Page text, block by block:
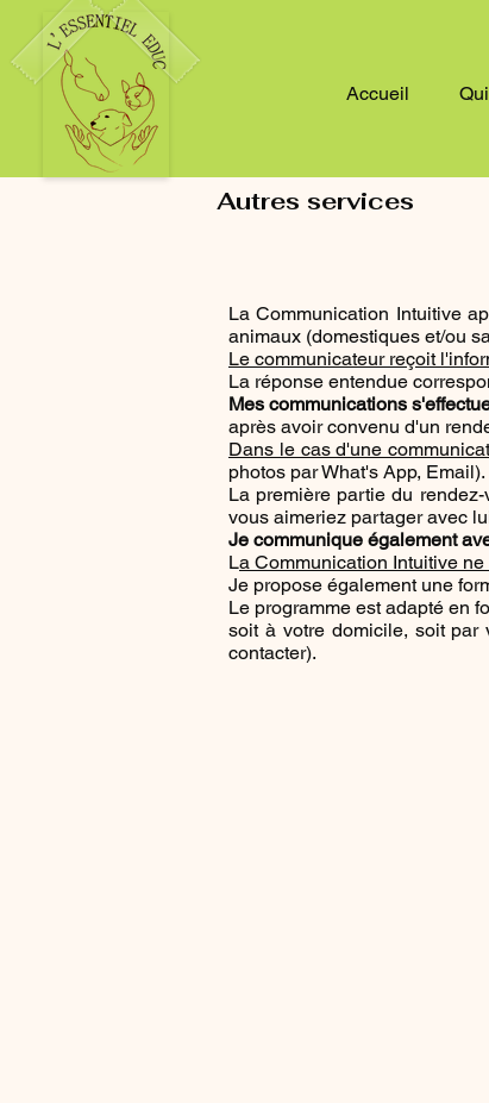
Accueil
Autres services
La Communication Intuitive
animaux (domestiques et/ou
Le communicateur reçoit
La réponse entendue
Mes communications
après avoir convenu d'un
Dans le cas d'une
photos par What's App, Email).
La première partie du
vous aimeriez partager avec
Je communique également
La Communication Intuitive
Je propose également une
Le programme est adapté en
soit à votre domicile, soit par
contacter).